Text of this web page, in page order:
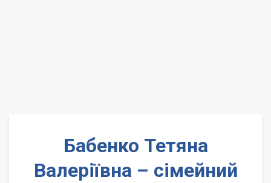
Бабенко Тетяна
Валеріївна – сімейний